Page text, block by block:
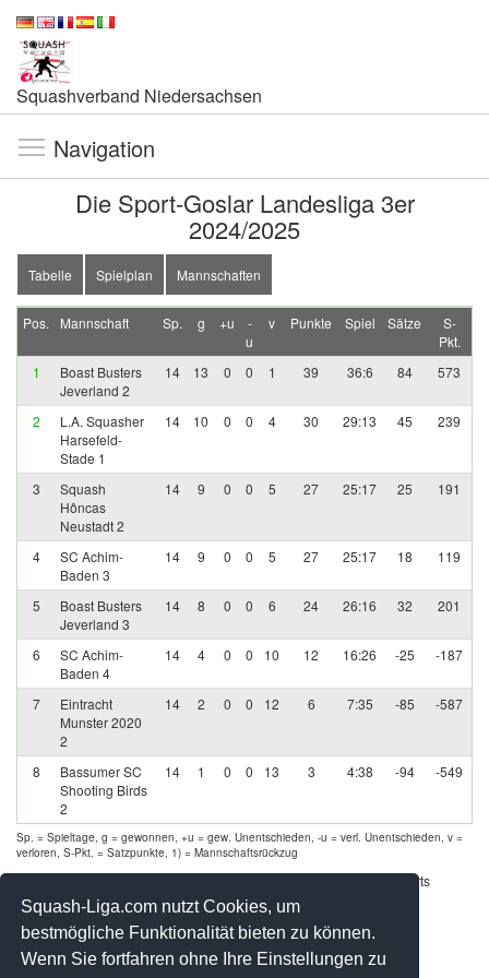
Squash-Liga.com nutzt Cookies, um
bestmögliche Funktionalität bieten zu können.
Wenn Sie fortfahren ohne Ihre Einstellungen zu
Squashverband Niedersachsen
Navigation
Die Sport-Goslar Landesliga 3er
2024/2025
Tabelle Spielplan Mannschaften
Pos. Mannschaft Sp. g +u
-
u
v Punkte Spiel Sätze
S-
Pkt.
1
Boast Busters
Jeverland 2
14 13 0 0 1 39 36:6 84 573
2
L.A. Squasher
Harsefeld-
Stade 1
14 10 0 0 4 30 29:13 45 239
3
Squash
Hôncas
Neustadt 2
14 9 0 0 5 27 25:17 25 191
4
SC Achim-
Baden 3
14 9 0 0 5 27 25:17 18 119
5
Boast Busters
Jeverland 3
14 8 0 0 6 24 26:16 32 201
6
SC Achim-
Baden 4
14 4 0 0 10 12 16:26 -25 -187
7
Eintracht
Munster 2020
2
14 2 0 0 12 6 7:35 -85 -587
8
Bassumer SC
Shooting Birds
2
14 1 0 0 13 3 4:38 -94 -549
Sp. = Spieltage, g = gewonnen, +u = gew. Unentschieden, -u = verl. Unentschieden, v =
verloren, S-Pkt. = Satzpunkte, 1) = Mannschaftsrückzug
Werbung - Offizielle Pool Partner des deutschen Squashsports